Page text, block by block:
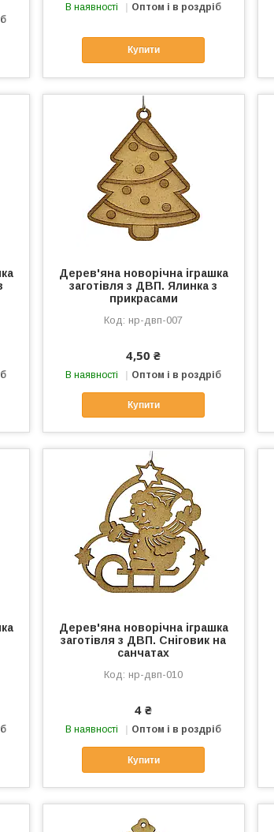
В наявності Оптом і в роздріб
Купити
Дерев'яна новорічна іграшка
заготівля з ДВП. Ялинка з
прикрасами
нр-двп-007
4,50 ₴
В наявності Оптом і в роздріб
Купити
Дерев'яна новорічна іграшка
заготівля з ДВП. Сніговик на
санчатах
нр-двп-010
4 ₴
В наявності Оптом і в роздріб
Купити